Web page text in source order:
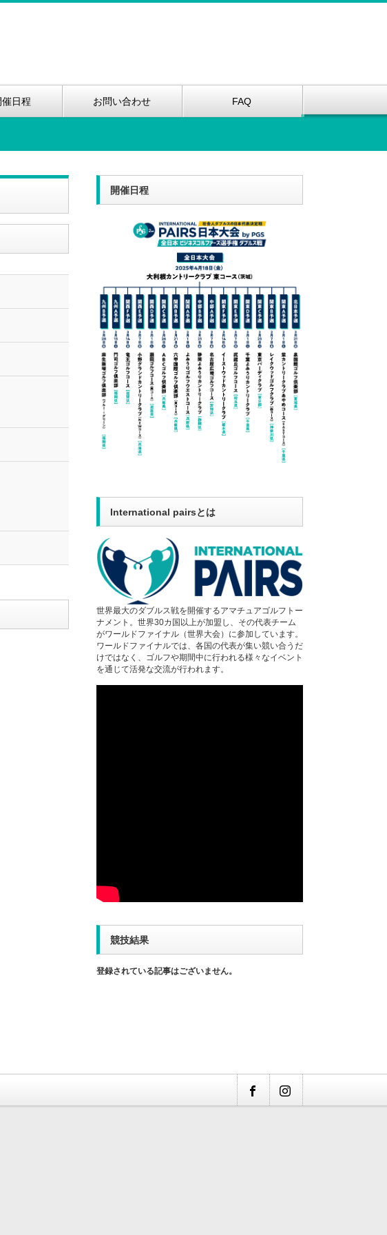
日程 お問い合わせ FAQ
開催日程
International pairsとは
世界最大のダブルス戦を開催するアマチュアゴルフトー
ナメント。世界30カ国以上が加盟し、その代表チーム
がワールドファイナル（世界大会）に参加しています。
ワールドファイナルでは、各国の代表が集い競い合うだ
けではなく、ゴルフや期間中に行われる様々なイベント
を通じて活発な交流が行われます。
競技結果
登録されている記事はございません。